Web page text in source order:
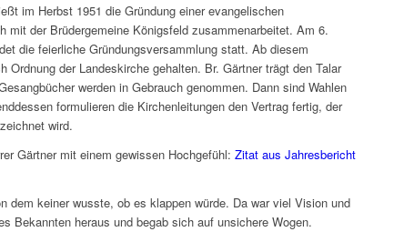
im Herbst 1951 die Gründung einer evangelischen
mit der Brüdergemeine Königsfeld zusammenarbeitet. Am 6.
die feierliche Gründungsversammlung statt. Ab diesem
der Landeskirche gehalten. Br. Gärtner trägt den Talar
werden in Gebrauch genommen. Dann sind Wahlen
formulieren die Kirchenleitungen den Vertrag fertig, der
wird.
Gärtner mit einem gewissen Hochgefühl: Zitat aus Jahresbericht
dem keiner wusste, ob es klappen würde. Da war viel Vision und
Bekannten heraus und begab sich auf unsichere Wogen.